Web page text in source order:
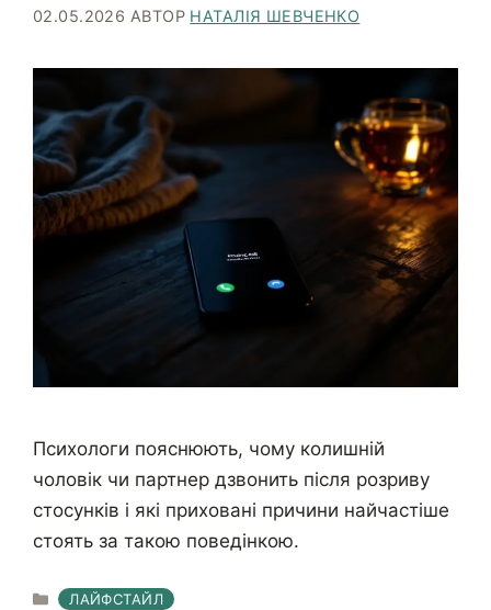
02.05.2026 АВТОР НАТАЛІЯ ШЕВЧЕНКО
Психологи пояснюють, чому колишній
чоловік чи партнер дзвонить після розриву
стосунків і які приховані причини найчастіше
стоять за такою поведінкою.
КАТЕГОРІЇ
ЛАЙФСТАЙЛ